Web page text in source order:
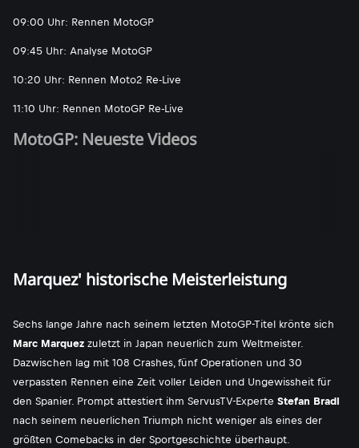
09:00 Uhr: Rennen MotoGP
09:45 Uhr: Analyse MotoGP
10:20 Uhr: Rennen Moto2 Re-Live
11:10 Uhr: Rennen MotoGP Re-Live
MotoGP: Neueste Videos
Marquez' historische Meisterleistung
Sechs lange Jahre nach seinem letzten MotoGP-Titel krönte sich
Marc Marquez zuletzt in Japan neuerlich zum Weltmeister.
Dazwischen lag mit 108 Crashes, fünf Operationen und 30
verpassten Rennen eine Zeit voller Leiden und Ungewissheit für
den Spanier. Prompt attestiert ihm ServusTV-Experte Stefan Bradl
nach seinem neuerlichen Triumph nicht weniger als eines der
größten Comebacks in der Sportgeschichte überhaupt.